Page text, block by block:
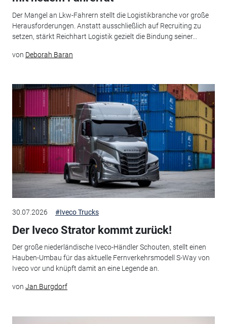
Der Mangel an Lkw-Fahrern stellt die Logistikbranche vor große
Herausforderungen. Anstatt ausschließlich auf Recruiting zu
setzen, stärkt Reichhart Logistik gezielt die Bindung seiner...
von Deborah Baran
30.07.2026 #Iveco Trucks
Der Iveco Strator kommt zurück!
Der große niederländische Iveco-Händler Schouten, stellt einen
Hauben-Umbau für das aktuelle Fernverkehrsmodell S-Way von
Iveco vor und knüpft damit an eine Legende an.
von Jan Burgdorf